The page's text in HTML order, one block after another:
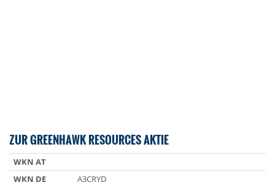
ZUR GREENHAWK RESOURCES AKTIE
WKN AT
WKN DE
A3CRYD